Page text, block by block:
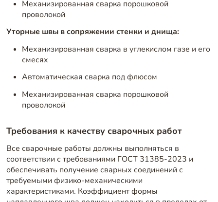
Механизированная сварка порошковой
проволокой
Уторные швы в сопряжении стенки и днища:
Механизированная сварка в углекислом газе и его
смесях
Автоматическая сварка под флюсом
Механизированная сварка порошковой
проволокой
Требования к качеству сварочных работ
Все сварочные работы должны выполняться в
соответствии с требованиями ГОСТ 31385-2023 и
обеспечивать получение сварных соединений с
требуемыми физико-механическими
характеристиками. Коэффициент формы